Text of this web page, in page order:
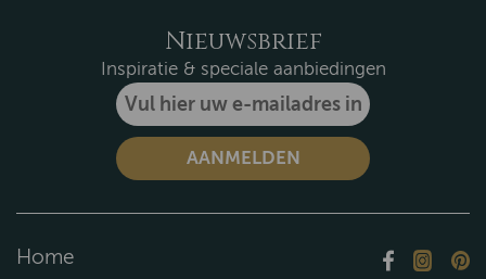
Nieuwsbrief
Inspiratie & speciale aanbiedingen
Home